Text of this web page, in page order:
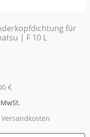
für
| F 10 L
€
Versandkosten